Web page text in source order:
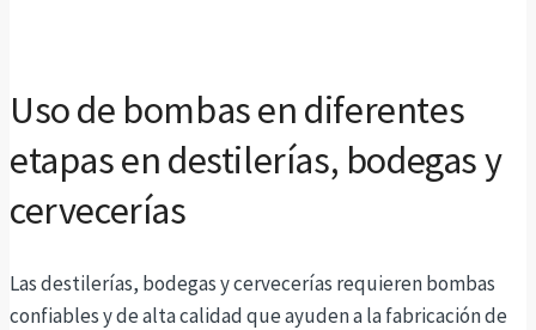
Uso de bombas en diferentes
etapas en destilerías, bodegas y
cervecerías
Las destilerías, bodegas y cervecerías requieren bombas
confiables y de alta calidad que ayuden a la fabricación de